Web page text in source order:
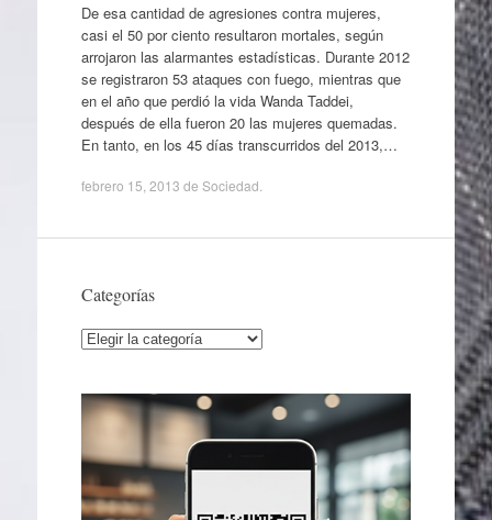
De esa cantidad de agresiones contra mujeres,
casi el 50 por ciento resultaron mortales, según
arrojaron las alarmantes estadísticas. Durante 2012
se registraron 53 ataques con fuego, mientras que
en el año que perdió la vida Wanda Taddei,
después de ella fueron 20 las mujeres quemadas.
En tanto, en los 45 días transcurridos del 2013,…
febrero 15, 2013 de Sociedad
Categorías
Categorías